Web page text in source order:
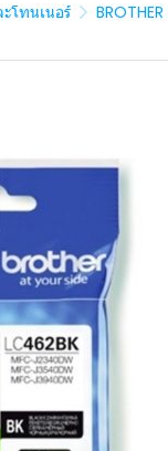
โทนเนอร์ BROTHER